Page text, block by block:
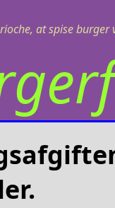
at spise burger